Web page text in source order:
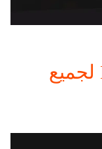
تفعيل اشتراك IBO Player لجميع